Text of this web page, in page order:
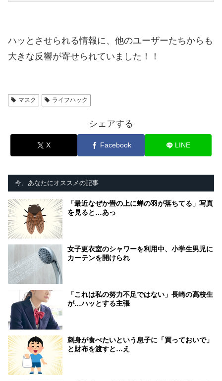
ハッとさせられる情報に、他のユーザーたちからも
大きな反響が寄せられていました！！
マスク ライフハック
シェアする
X Facebook LINE
今、あなたにオススメの記事
「最近なぜか畳の上に蝉の羽が落ちてる」写真
を見ると…あっ
女子更衣室のシャワーを利用中、小学生男児に
カーテンを開けられ
「これは私の努力不足ではない」長崎の高校生
が…ハッとする主張
刺身が食べたいという息子に「買っておいで」
と財布を渡すと…え